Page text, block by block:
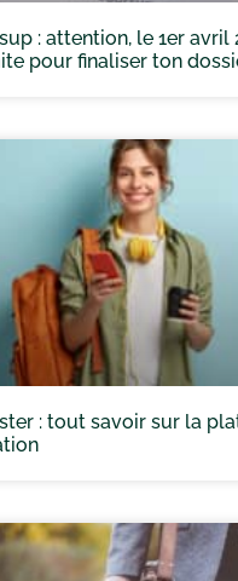
: attention, le 1er avril
pour finaliser ton
: tout savoir sur la